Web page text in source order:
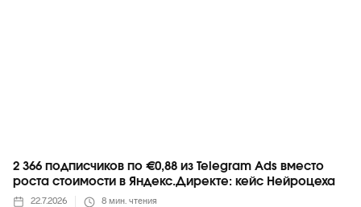
2 366 подписчиков по €0,88 из Telegram Ads вместо
роста стоимости в Яндекс.Директе: кейс Нейроцеха
22.7.2026 8 мин. чтения